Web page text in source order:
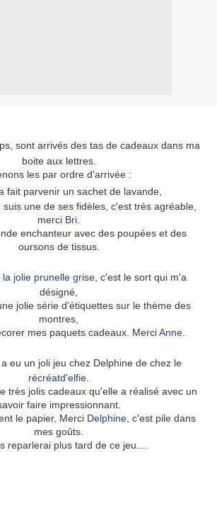
sont arrivés des tas de cadeaux dans ma
boite aux lettres.
les par ordre d'arrivée :
fait parvenir un sachet de lavande,
une de ses fidèles, c'est très agréable,
merci Bri.
enchanteur avec des poupées et des
oursons de tissus.
la jolie prunelle grise , c'est le sort qui m'a
désigné,
jolie série d'étiquettes sur le thème des
montres,
mes paquets cadeaux. MerciAnne.
eu un joli jeu chez Delphine de chez le
récréatd'elfie
très jolis cadeaux qu'elle a réalisé avec un
faire impressionnant.
le papier, Merci Delphine, c'est pile dans
mes goûts.
reparlerai plus tard de ce jeu....